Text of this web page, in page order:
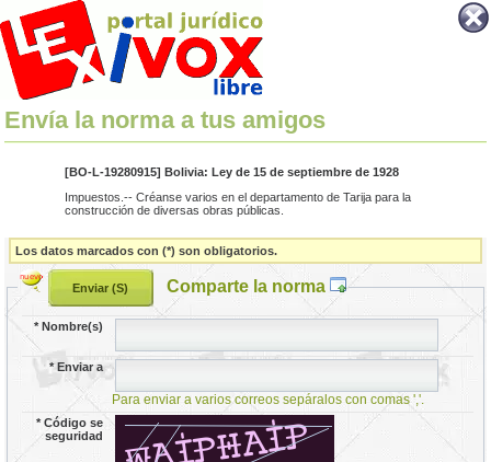
Envía la norma a tus amigos
[BO-L-19280915] Bolivia: Ley de 15 de septiembre de 1928
Impuestos.-- Créanse varios en el departamento de Tarija para la
construcción de diversas obras públicas.
Los datos marcados con (*) son obligatorios.
Comparte la norma
*Nombre(s)
*Enviar a
Para enviar a varios correos sepáralos con comas ','.
*Código se
seguridad